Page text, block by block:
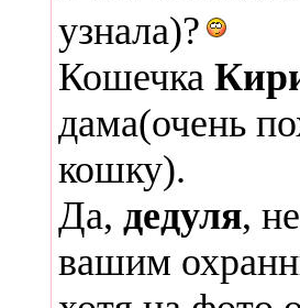
узнала)?
Кошечка
дама(очень
кошку).
Да, дедуля,
вашим